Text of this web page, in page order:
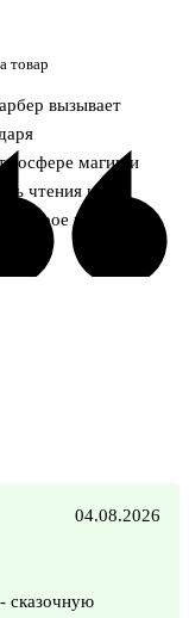
товар
вызывает
магии и
чтения и
развитие
04.08.2026
сказочную